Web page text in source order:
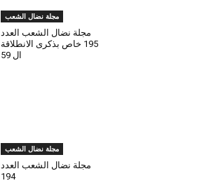
مجلة نضال الشعب
مجلة نضال الشعب العدد
195 خاص بذكرى الانطلاقة
ال 59
مجلة نضال الشعب
مجلة نضال الشعب العدد
194